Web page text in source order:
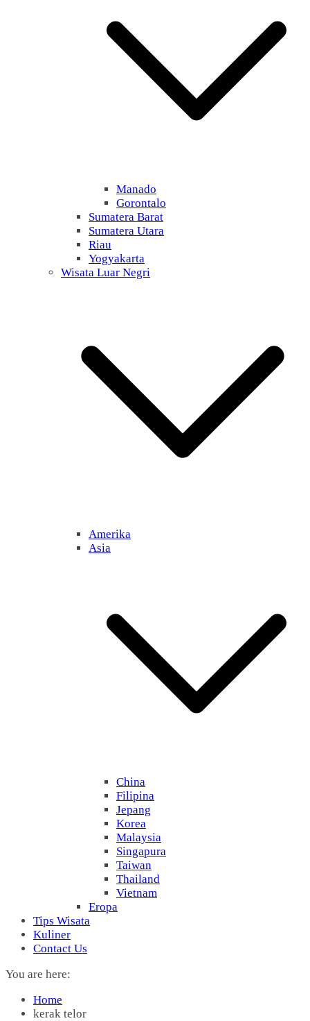
Manado
Gorontalo
Sumatera Barat
Sumatera Utara
Riau
Yogyakarta
Wisata Luar Negri
Amerika
Asia
China
Filipina
Jepang
Korea
Malaysia
Singapura
Taiwan
Thailand
Vietnam
Eropa
Tips Wisata
Kuliner
Contact Us
You are here:
Home
kerak telor